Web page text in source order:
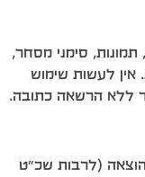
סימני מסחר,
אין לעשות שימוש
ללא הרשאה כתובה.
(לרבות שכ״ט